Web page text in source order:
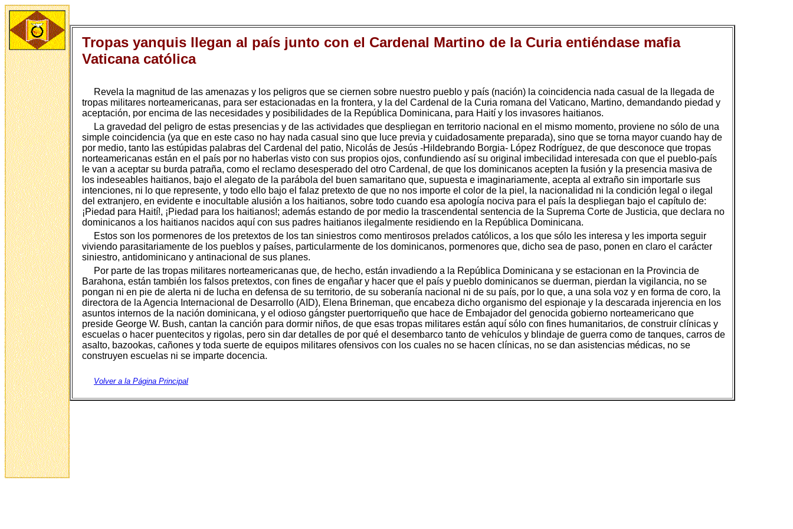
Tropas yanquis llegan al país junto con el Cardenal Martino de la Curia entiéndase mafia
Vaticana católica
Revela la magnitud de las amenazas y los peligros que se ciernen sobre nuestro pueblo y país (nación) la coincidencia nada casual de la llegada de
tropas militares norteamericanas, para ser estacionadas en la frontera, y la del Cardenal de la Curia romana del Vaticano, Martino, demandando piedad y
aceptación, por encima de las necesidades y posibilidades de la República Dominicana, para Haití y los invasores haitianos.
La gravedad del peligro de estas presencias y de las actividades que despliegan en territorio nacional en el mismo momento, proviene no sólo de una
simple coincidencia (ya que en este caso no hay nada casual sino que luce previa y cuidadosamente preparada), sino que se torna mayor cuando hay de
por medio, tanto las estúpidas palabras del Cardenal del patio, Nicolás de Jesús -Hildebrando Borgia- López Rodríguez, de que desconoce que tropas
norteamericanas están en el país por no haberlas visto con sus propios ojos, confundiendo así su original imbecilidad interesada con que el pueblo-país
le van a aceptar su burda patraña, como el reclamo desesperado del otro Cardenal, de que los dominicanos acepten la fusión y la presencia masiva de
los indeseables haitianos, bajo el alegato de la parábola del buen samaritano que, supuesta e imaginariamente, acepta al extraño sin importarle sus
intenciones, ni lo que represente, y todo ello bajo el falaz pretexto de que no nos importe el color de la piel, la nacionalidad ni la condición legal o ilegal
del extranjero, en evidente e inocultable alusión a los haitianos, sobre todo cuando esa apología nociva para el país la despliegan bajo el capítulo de:
¡Piedad para Haití!, ¡Piedad para los haitianos!; además estando de por medio la trascendental sentencia de la Suprema Corte de Justicia, que declara no
dominicanos a los haitianos nacidos aquí con sus padres haitianos ilegalmente residiendo en la República Dominicana.
Estos son los pormenores de los pretextos de los tan siniestros como mentirosos prelados católicos, a los que sólo les interesa y les importa seguir
viviendo parasitariamente de los pueblos y países, particularmente de los dominicanos, pormenores que, dicho sea de paso, ponen en claro el carácter
siniestro, antidominicano y antinacional de sus planes.
Por parte de las tropas militares norteamericanas que, de hecho, están invadiendo a la República Dominicana y se estacionan en la Provincia de
Barahona, están también los falsos pretextos, con fines de engañar y hacer que el país y pueblo dominicanos se duerman, pierdan la vigilancia, no se
pongan ni en pie de alerta ni de lucha en defensa de su territorio, de su soberanía nacional ni de su país, por lo que, a una sola voz y en forma de coro, la
directora de la Agencia Internacional de Desarrollo (AID), Elena Brineman, que encabeza dicho organismo del espionaje y la descarada injerencia en los
asuntos internos de la nación dominicana, y el odioso gángster puertorriqueño que hace de Embajador del genocida gobierno norteamericano que
preside George W. Bush, cantan la canción para dormir niños, de que esas tropas militares están aquí sólo con fines humanitarios, de construir clínicas y
escuelas o hacer puentecitos y rigolas, pero sin dar detalles de por qué el desembarco tanto de vehículos y blindaje de guerra como de tanques, carros de
asalto, bazookas, cañones y toda suerte de equipos militares ofensivos con los cuales no se hacen clínicas, no se dan asistencias médicas, no se
construyen escuelas ni se imparte docencia.
Volver a la Página Principal